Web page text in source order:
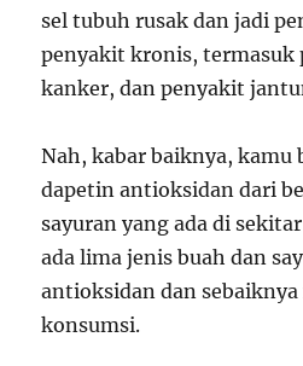
sel tubuh rusak dan jadi
penyakit kronis, termasuk
kanker, dan penyakit
Nah, kabar baiknya, kamu
dapetin antioksidan dari
sayuran yang ada di
ada lima jenis buah dan
antioksidan dan
konsumsi.